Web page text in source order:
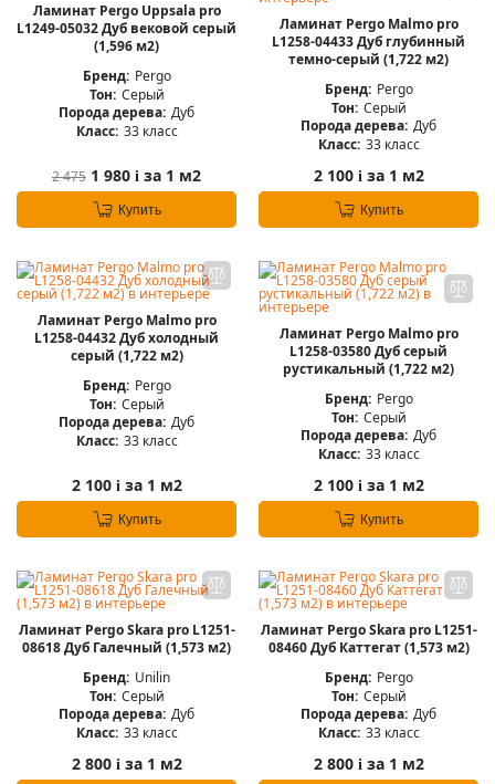
Ламинат Pergo Uppsala pro
L1249-05032 Дуб вековой серый
(1,596 м2)
Бренд: Pergo
Тон: Серый
Порода дерева: Дуб
Класс: 33 класс
2 475 1 980 i за 1 м2
Купить
Ламинат Pergo Malmo pro
L1258-04433 Дуб глубинный
темно-серый (1,722 м2)
Бренд: Pergo
Тон: Серый
Порода дерева: Дуб
Класс: 33 класс
2 100 iза 1 м2
Купить
Ламинат Pergo Malmo pro
L1258-04432 Дуб холодный
серый (1,722 м2)
Бренд: Pergo
Тон: Серый
Порода дерева: Дуб
Класс: 33 класс
2 100 iза 1 м2
Купить
Ламинат Pergo Malmo pro
L1258-03580 Дуб серый
рустикальный (1,722 м2)
Бренд: Pergo
Тон: Серый
Порода дерева: Дуб
Класс: 33 класс
2 100 iза 1 м2
Купить
Ламинат Pergo Skara pro L1251-
08618 Дуб Галечный (1,573 м2)
Бренд: Unilin
Тон: Серый
Порода дерева: Дуб
Класс: 33 класс
2 800 iза 1 м2
Ламинат Pergo Skara pro L1251-
08460 Дуб Каттегат (1,573 м2)
Бренд: Pergo
Тон: Серый
Порода дерева: Дуб
Класс: 33 класс
2 800 iза 1 м2